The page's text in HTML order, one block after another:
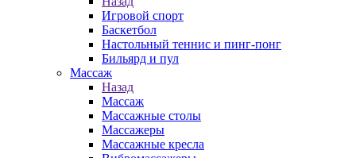
Игровой спорт
Баскетбол
Настольный теннис и пинг-понг
Бильярд и пул
Массаж
Назад
Массаж
Массажные столы
Массажеры
Массажные кресла